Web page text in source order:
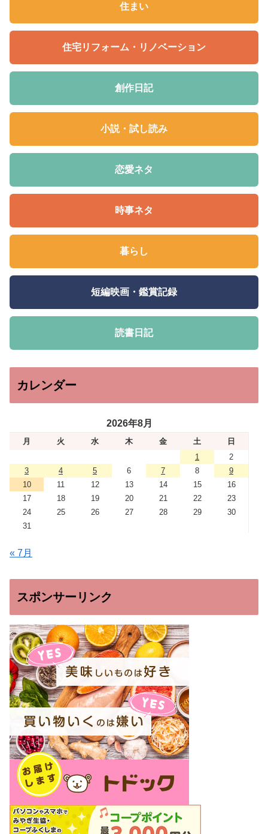
住まい
住宅リフォーム・リノベーション
創作日記
小説・試し読み
恋愛ネタ
時事ネタ
暮らし
短編映画・鑑賞記録
読書日記
カレンダー
2026年8月
月 火 水 木 金 土
日
1
2
3
4 5 6 7 8
9
10
11 12 13 14 15
16
17
18 19 20 21 22
23
24
25 26 27 28 29
30
31
« 7月
スポンサーリンク